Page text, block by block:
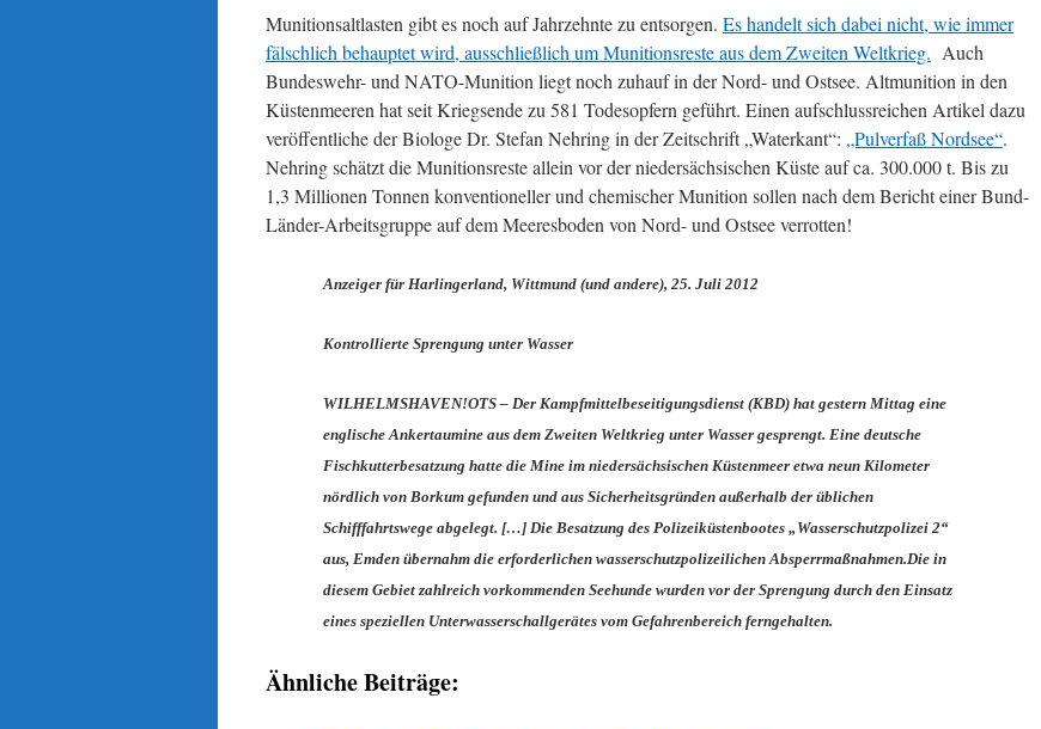
Munitionsaltlasten gibt es noch auf Jahrzehnte zu entsorgen. Es handelt sich dabei nicht, wie immer
fälschlich behauptet wird, ausschließlich um Munitionsreste aus dem Zweiten Weltkrieg. Auch
Bundeswehr- und NATO-Munition liegt noch zuhauf in der Nord- und Ostsee. Altmunition in den
Küstenmeeren hat seit Kriegsende zu 581 Todesopfern geführt. Einen aufschlussreichen Artikel dazu
veröffentliche der Biologe Dr. Stefan Nehring in der Zeitschrift „Waterkant“: „Pulverfaß Nordsee“.
Nehring schätzt die Munitionsreste allein vor der niedersächsischen Küste auf ca. 300.000 t. Bis zu
1,3 Millionen Tonnen konventioneller und chemischer Munition sollen nach dem Bericht einer Bund-
Länder-Arbeitsgruppe auf dem Meeresboden von Nord- und Ostsee verrotten!
Anzeiger für Harlingerland, Wittmund (und andere), 25. Juli 2012
Kontrollierte Sprengung unter Wasser
WILHELMSHAVEN!OTS – Der Kampfmittelbeseitigungsdienst (KBD) hat gestern Mittag eine
englische Ankertaumine aus dem Zweiten Weltkrieg unter Wasser gesprengt. Eine deutsche
Fischkutterbesatzung hatte die Mine im niedersächsischen Küstenmeer etwa neun Kilometer
nördlich von Borkum gefunden und aus Sicherheitsgründen außerhalb der üblichen
Schifffahrtswege abgelegt. […] Die Besatzung des Polizeiküstenbootes „Wasserschutzpolizei 2“
aus, Emden übernahm die erforderlichen wasserschutzpolizeilichen Absperrmaßnahmen.Die in
diesem Gebiet zahlreich vorkommenden Seehunde wurden vor der Sprengung durch den Einsatz
eines speziellen Unterwasserschallgerätes vom Gefahrenbereich ferngehalten.
Ähnliche Beiträge: